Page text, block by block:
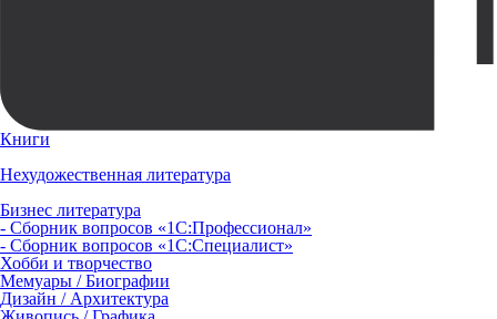
Книги
Нехудожественная литература
Бизнес литература
- Сборник вопросов «1С:Профессионал»
- Сборник вопросов «1С:Специалист»
Хобби и творчество
Мемуары / Биографии
Дизайн / Архитектура